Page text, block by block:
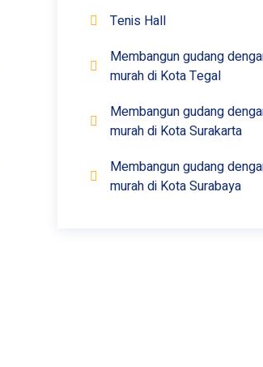
Tenis Hall
Membangun gudang
murah di Kota Tegal
Membangun gudang
murah di Kota Surakarta
Membangun gudang
murah di Kota Surabaya